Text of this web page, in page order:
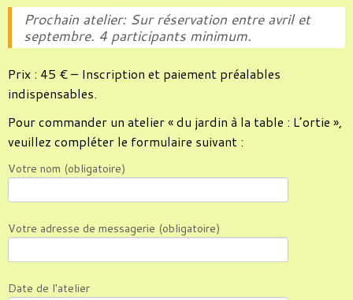
Prochain atelier: Sur réservation entre avril et
septembre. 4 participants minimum.
Prix : 45 € – Inscription et paiement préalables
indispensables.
Pour commander un atelier « du jardin à la table : L’ortie »,
veuillez compléter le formulaire suivant :
Votre nom (obligatoire)
Votre adresse de messagerie (obligatoire)
Date de l'atelier